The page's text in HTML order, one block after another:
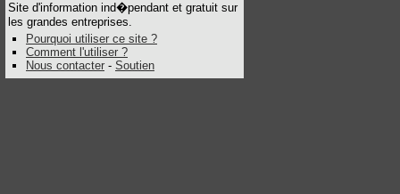
Site d'information ind�pendant et gratuit sur
les grandes entreprises.
Pourquoi utiliser ce site ?
Comment l'utiliser ?
Nous contacter - Soutien